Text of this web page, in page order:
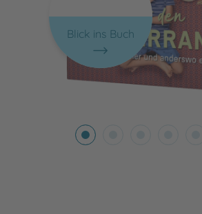
Blick ins Buch